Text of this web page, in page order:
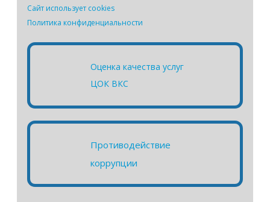
Сайт использует cookies
Политика конфиденциальности
Оценка качества услуг
ЦОК ВКС
Противодействие
коррупции